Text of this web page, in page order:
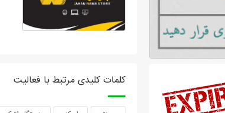
کلمات کلیدی مرتبط با فعالیت